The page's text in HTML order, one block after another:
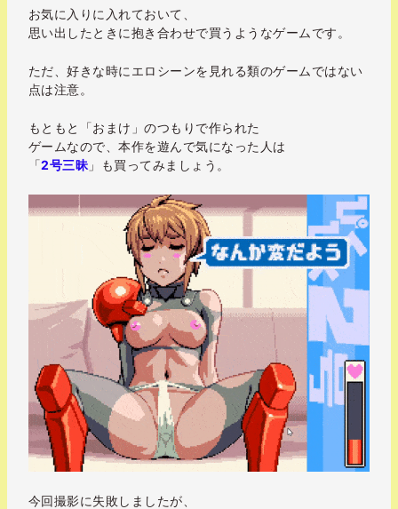
お気に入りに入れておいて、
思い出したときに抱き合わせで買うようなゲームです。
ただ、好きな時にエロシーンを見れる類のゲームではない
点は注意。
もともと「おまけ」のつもりで作られた
ゲームなので、本作を遊んで気になった人は
「2号三昧 」も買ってみましょう。
今回撮影に失敗しましたが、